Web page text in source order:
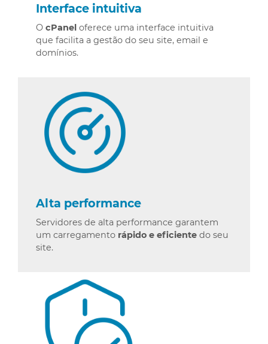
Interface intuitiva
O cPanel oferece uma interface intuitiva
que facilita a gestão do seu site, email e
domínios.
Alta performance
Servidores de alta performance garantem
um carregamento rápido e eficiente do seu
site.